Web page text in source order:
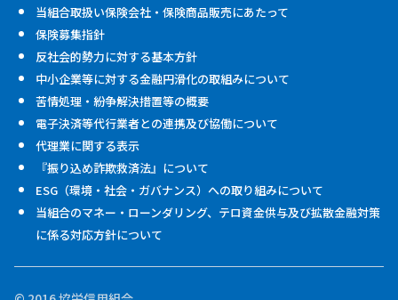
当組合取扱い保険会社・保険商品販売にあたって
保険募集指針
反社会的勢力に対する基本方針
中小企業等に対する金融円滑化の取組みについて
苦情処理・紛争解決措置等の概要
電子決済等代行業者との連携及び協働について
代理業に関する表示
『振り込め詐欺救済法』について
ESG（環境・社会・ガバナンス）への取り組みについて
当組合のマネー・ローンダリング、テロ資金供与及び拡散金融対策
に係る対応方針について